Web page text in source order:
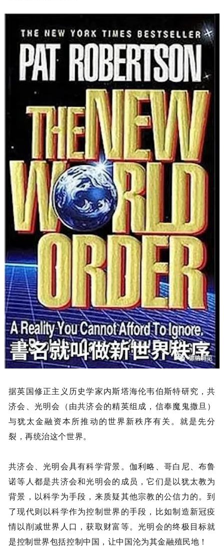
据英国修正主义历史学家内斯塔海伦韦伯斯特研究，共
济会、光明会（由共济会的精英组成，信奉魔鬼撒旦）
与犹太金融资本所推动的世界新秩序有关。就是先分
裂，再统治这个世界。
共济会、光明会具有科学背景。伽利略、哥白尼、布鲁
诺等人都是共济会和光明会的成员，它们是以犹太教为
背景，以科学为手段，来质疑其他宗教的公信力的。到
了现代则以科学作为控制世界的手段，比如制造新冠疫
情以削减世界人口，获取财富等。光明会的终极目标就
是控制世界包括控制中国，让中国沦为其金融殖民地！